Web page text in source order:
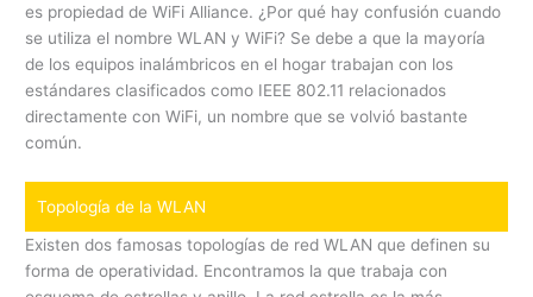
es propiedad de WiFi Alliance. ¿Por qué hay confusión cuando
se utiliza el nombre WLAN y WiFi? Se debe a que la mayoría
de los equipos inalámbricos en el hogar trabajan con los
estándares clasificados como IEEE 802.11 relacionados
directamente con WiFi, un nombre que se volvió bastante
común.
Topología de la WLAN
Existen dos famosas topologías de red WLAN que definen su
forma de operatividad. Encontramos la que trabaja con